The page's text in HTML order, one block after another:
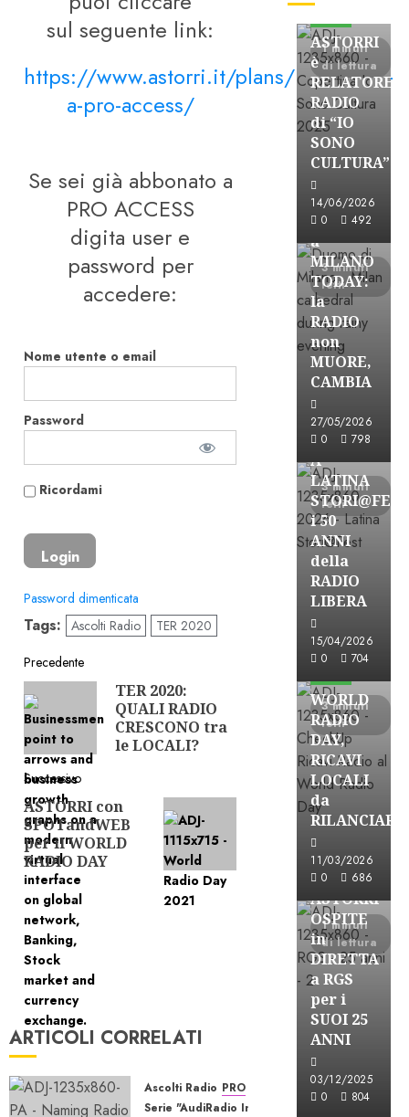
sul seguente link:
https://www.astorri.it/plans/iscrizione-
a-pro-access/
Se sei già abbonato a
PRO ACCESS
digita user e
password per
accedere:
Nome utente o email
Password
Ricordami
Password dimenticata
Tags: Ascolti Radio TER 2020
Navigazione
articolo
Precedente
Articolo
precedente:
TER 2020:
QUALI RADIO
CRESCONO tra
le LOCALI?
Successivo
Articolo
successivo:
ASTORRI con
SPOTandWEB
per il WORLD
RADIO DAY
ARTICOLI CORRELATI
Ascolti Radio PRO
Serie "AudiRadio Insights"
1 minuti
di lettura
ASTORRI
è
RELATORE
RADIO
di “IO
SONO
CULTURA”
14/06/2026
0
492
3 minuti
letti
FREE
ASTORRI
a
MILANO
TODAY:
la
RADIO
non
MUORE,
CAMBIA
27/05/2026
0
798
3 minuti
letti
Astorri News
FREE
A
LATINA
i 50
ANNI
della
RADIO
LIBERA
15/04/2026
0
704
3 minuti
letti
Astorri News
WORLD
RADIO
DAY,
RICAVI
LOCALI
da
RILANCIARE
11/03/2026
0
686
1 minuti
di lettura
Astorri News
FREE
ASTORRI
OSPITE
in
DIRETTA
a RGS
per i
SUOI 25
ANNI
03/12/2025
0
804